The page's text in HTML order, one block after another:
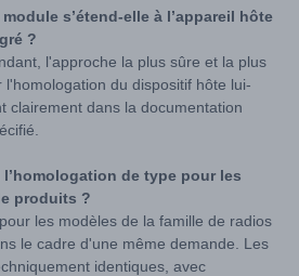
s’étend-elle à l’appareil hôte
?
l'approche la plus sûre et la plus
du dispositif hôte lui-
clairement dans la documentation
l’homologation de type pour les
produits ?
les modèles de la famille de radios
le cadre d'une même demande. Les
identiques, avec